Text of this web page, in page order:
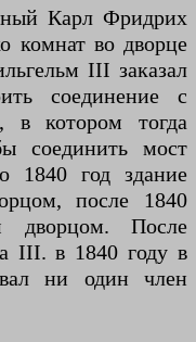
Карл Фридрих
комнат во дворце
III заказал
соединение с
в котором тогда
соединить мост
1840 год здание
после 1840
дворцом. После
III. в 1840 году в
ни один член